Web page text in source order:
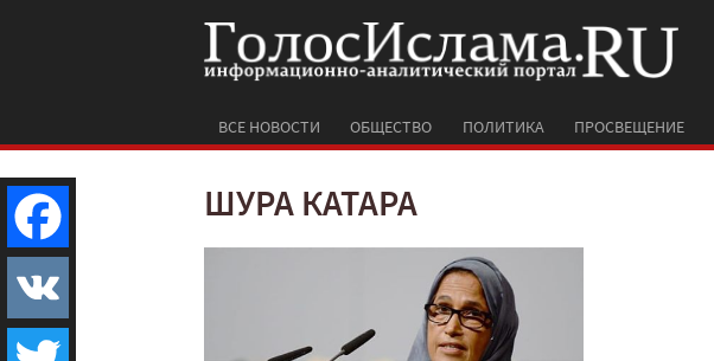
ВСЕ НОВОСТИ ОБЩЕСТВО ПОЛИТИКА ПРОСВЕЩЕНИЕ
ШУРА КАТАРА
Facebook
VK